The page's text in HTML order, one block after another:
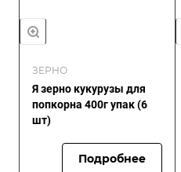
ЗЕРНО
Я зерно кукурузы для
попкорна 400г упак (6
шт)
Подробнее